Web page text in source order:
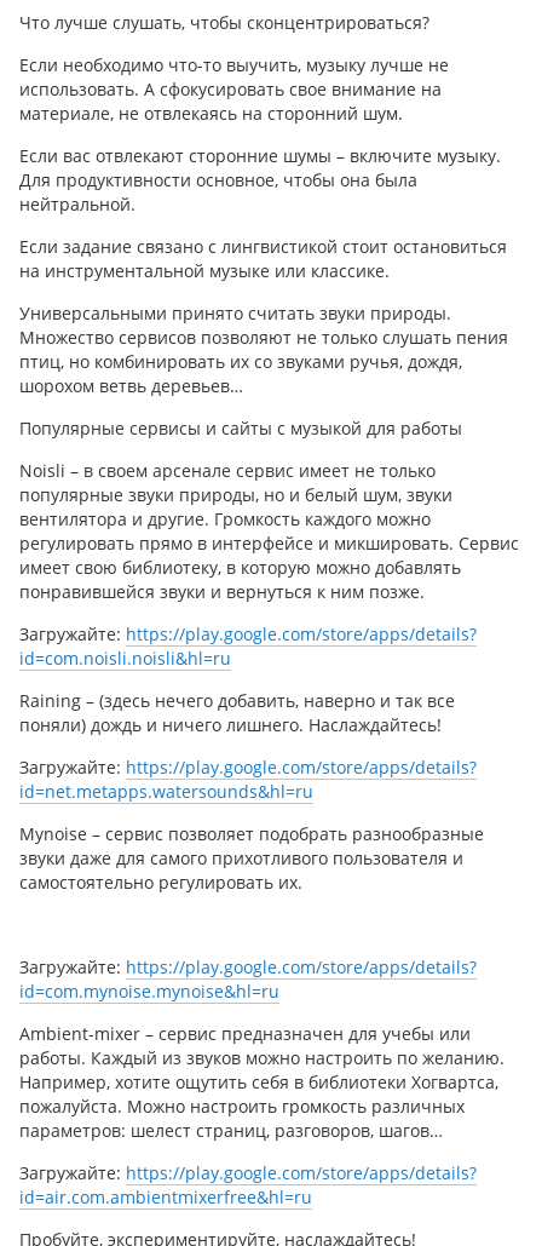
Что лучше слушать, чтобы сконцентрироваться?
Если необходимо что-то выучить, музыку лучше не
использовать. А сфокусировать свое внимание на
материале, не отвлекаясь на сторонний шум.
Если вас отвлекают сторонние шумы – включите музыку.
Для продуктивности основное, чтобы она была
нейтральной.
Если задание связано с лингвистикой стоит остановиться
на инструментальной музыке или классике.
Универсальными принято считать звуки природы.
Множество сервисов позволяют не только слушать пения
птиц, но комбинировать их со звуками ручья, дождя,
шорохом ветвь деревьев…
Популярные сервисы и сайты с музыкой для работы
Noisli – в своем арсенале сервис имеет не только
популярные звуки природы, но и белый шум, звуки
вентилятора и другие. Громкость каждого можно
регулировать прямо в интерфейсе и микшировать. Сервис
имеет свою библиотеку, в которую можно добавлять
понравившейся звуки и вернуться к ним позже.
Загружайте: https://play.google.com/store/apps/details?
id=com.noisli.noisli&hl=ru
Raining – (здесь нечего добавить, наверно и так все
поняли) дождь и ничего лишнего. Наслаждайтесь!
Загружайте: https://play.google.com/store/apps/details?
id=net.metapps.watersounds&hl=ru
Mynoise – сервис позволяет подобрать разнообразные
звуки даже для самого прихотливого пользователя и
самостоятельно регулировать их.
Загружайте: https://play.google.com/store/apps/details?
id=com.mynoise.mynoise&hl=ru
Ambient-mixer – сервис предназначен для учебы или
работы. Каждый из звуков можно настроить по желанию.
Например, хотите ощутить себя в библиотеки Хогвартса,
пожалуйста. Можно настроить громкость различных
параметров: шелест страниц, разговоров, шагов…
Загружайте: https://play.google.com/store/apps/details?
id=air.com.ambientmixerfree&hl=ru
Пробуйте, экспериментируйте, наслаждайтесь!